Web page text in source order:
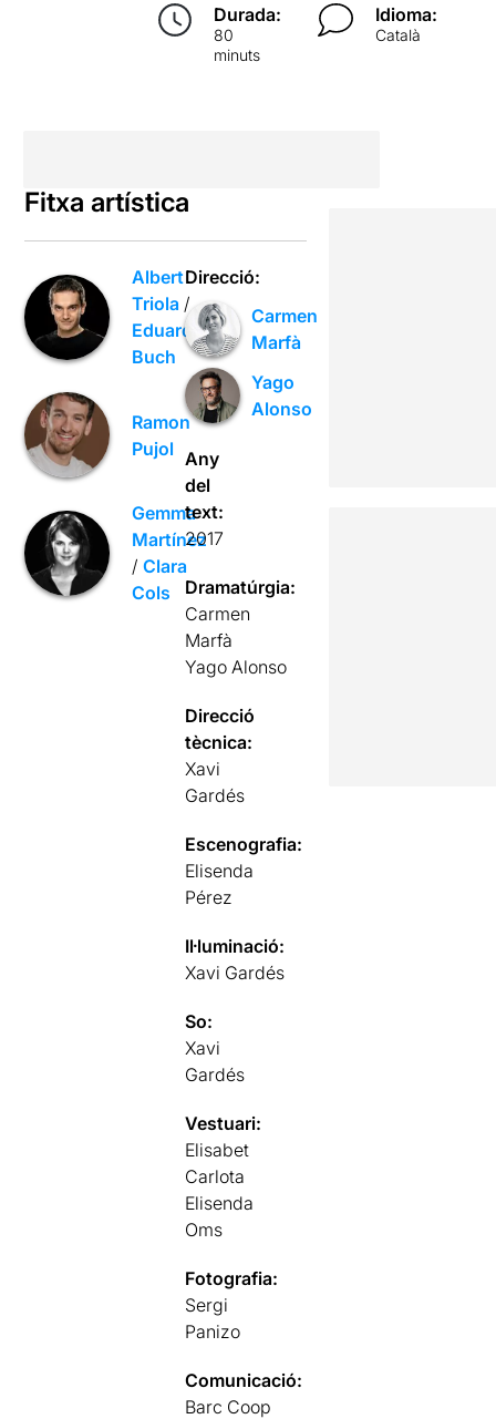
Durada:
80
minuts
Idioma:
Català
Fitxa artística
Albert
Triola /
Eduard
Buch
Ramon
Pujol
Gemma
Martínez
/Clara
Cols
Direcció:
Carmen
Marfà
Yago
Alonso
Any
del
text:
2017
Dramatúrgia:
Carmen
Marfà
Yago Alonso
Direcció
tècnica:
Xavi
Gardés
Escenografia:
Elisenda
Pérez
Il·luminació:
Xavi Gardés
So:
Xavi
Gardés
Vestuari:
Elisabet
Carlota
Elisenda
Oms
Fotografia:
Sergi
Panizo
Comunicació:
Barc Coop